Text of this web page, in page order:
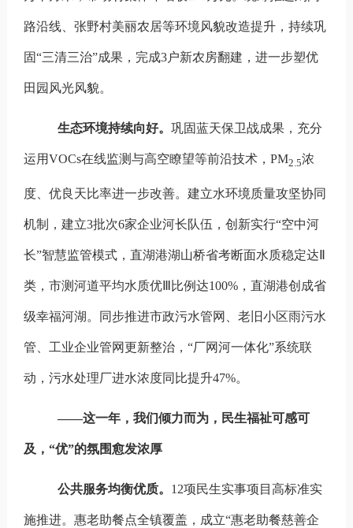
路沿线、张野村美丽农居等环境风貌改造提升，持续巩
固“三清三治”成果，完成3户新农房翻建，进一步塑优
田园风光风貌。
生态环境持续向好。 巩固蓝天保卫战成果，充分
运用VOCs在线监测与高空瞭望等前沿技术， PM2.5浓
度、优良天比率进一步改善。建立水环境质量攻坚协同
机制，建立3批次6家企业河长队伍，创新实行“空中河
长”智慧监管模式，直湖港湖山桥省考断面水质稳定达Ⅱ
类， 市测河道平均水质优Ⅲ 比例达100%，直湖港创成省
级幸福河湖。 同步推进市政污水管网、老旧小区雨污水
管、工业企业管网更新整治，“厂网河一体化”系统联
动，污水处理厂进水浓度同比提升47%。
——这一年，我们倾力而为，民生福祉可感可
及，“优”的氛围愈发浓厚
公共服务均衡优质。 12项民生实事项目高标准实
施推进。惠老助餐点全镇覆盖，成立“惠老助餐慈善企